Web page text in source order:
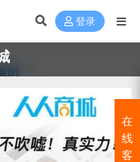
登录
在
线
客